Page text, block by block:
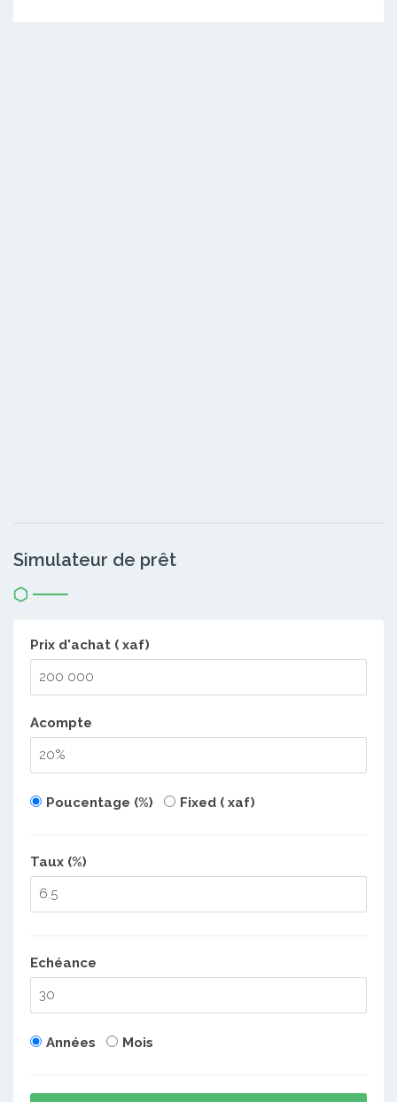
Simulateur de prêt
Prix d'achat ( xaf)
Acompte
Poucentage (%) Fixed ( xaf)
Taux (%)
Echéance
Années Mois